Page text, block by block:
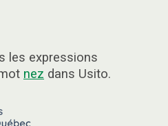
les expressions
nez dans Usito.